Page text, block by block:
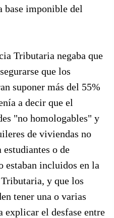
base imponible del
Tributaria negaba que
que los
suponer más del 55%
a decir que el
"no homologables" y
de viviendas no
o de
estaban incluidos en la
y que los
tener una o varias
explicar el desfase entre